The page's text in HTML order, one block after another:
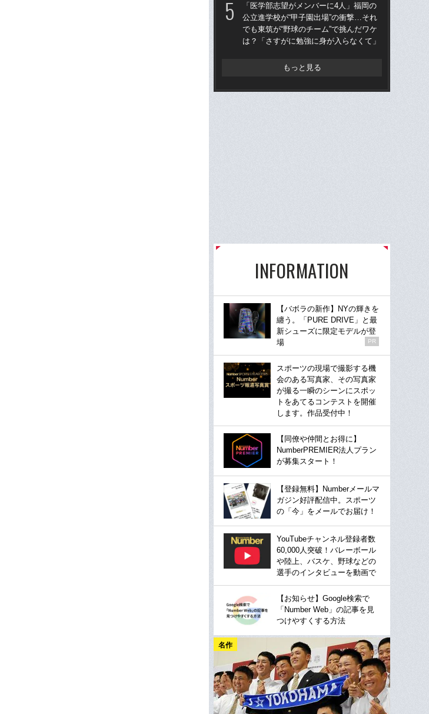
「医学部志望がメンバーに4人」福岡の
公立進学校が“甲子園出場”の衝撃…それ
でも東筑が“野球のチーム”で挑んだワケ
は？「さすがに勉強に身が入らなくて」
もっと見る
INFORMATION
【バボラの新作】NYの輝きを
纏う。「PURE DRIVE」と最
新シューズに限定モデルが登
場
PR
スポーツの現場で撮影する機
会のある写真家、その写真家
が撮る一瞬のシーンにスポッ
トをあてるコンテストを開催
します。作品受付中！
【同僚や仲間とお得に】
NumberPREMIER法人プラン
が募集スタート！
【登録無料】Numberメールマ
ガジン好評配信中。スポーツ
の「今」をメールでお届け！
YouTubeチャンネル登録者数
60,000人突破！バレーボール
や陸上、バスケ、野球などの
選手のインタビューを動画で
【お知らせ】Google検索で
「Number Web」の記事を見
つけやすくする方法
名作